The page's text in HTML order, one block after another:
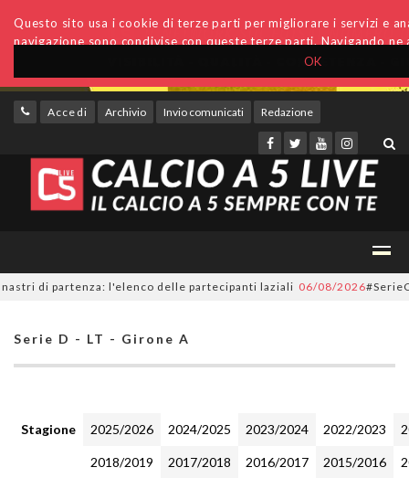
OK
Questo sito usa i cookie di terze parti per migliorare i servizi e
navigazione sono condivise con queste terze parti. Navigando
Accedi Archivio Invio comunicati Redazione
di partenza: l'elenco delle partecipanti laziali 06/08/2026
Serie D - LT - Girone A
Stagione 2025/2026 2024/2025 2023/2024 2022/2023
2018/2019 2017/2018 2016/2017 2015/2016